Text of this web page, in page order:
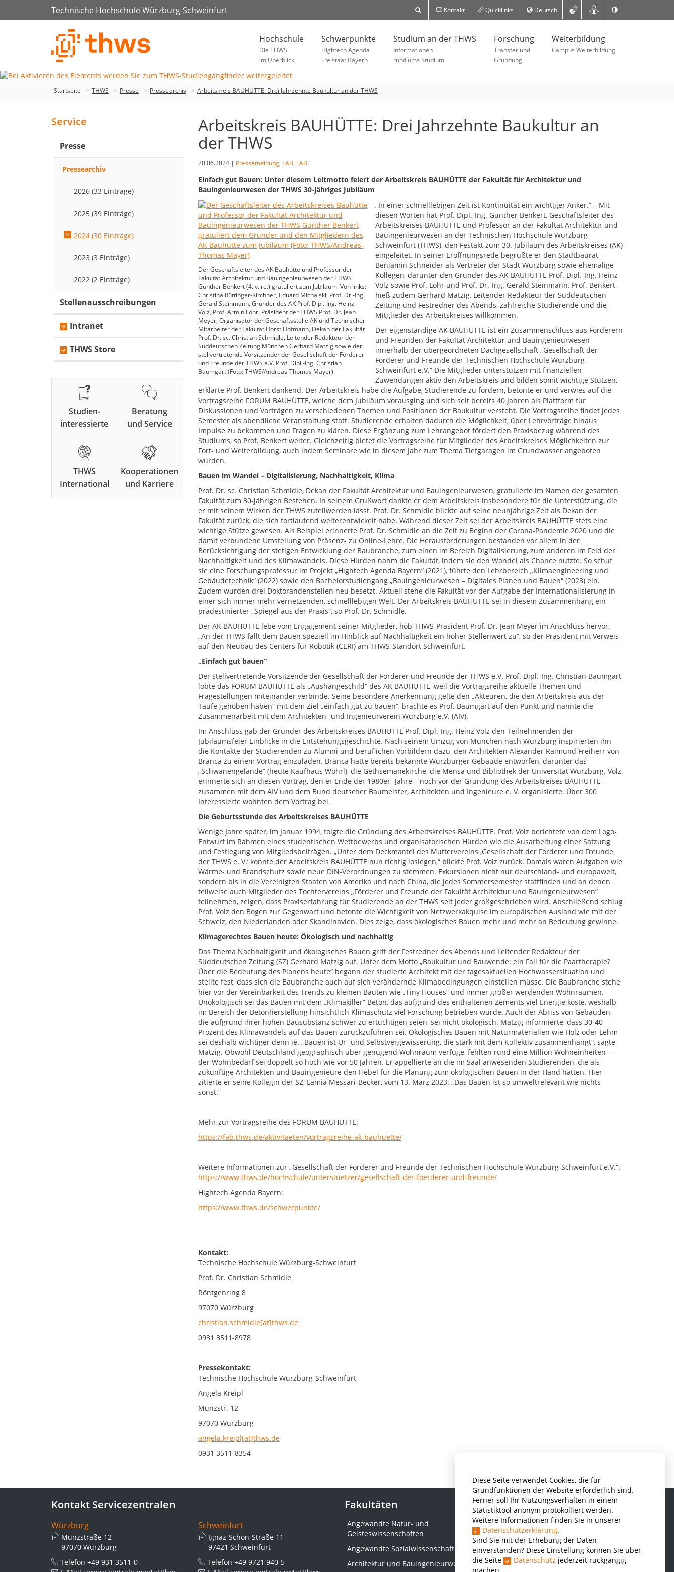
Diese Seite verwendet Cookies, die für
Grundfunktionen der Website erforderlich sind.
Ferner soll Ihr Nutzungsverhalten in einem
Statistiktool anonym protokolliert werden.
Weitere Informationen finden Sie in unserer
Datenschutzerklärung.
Sind Sie mit der Erhebung der Daten
einverstanden? Diese Einstellung können Sie über
die Seite
Datenschutz jederzeit rückgängig
Technische Hochschule Würzburg-Schweinfurt Kontakt Quicklinks Deutsch
Hochschule
Die THWS
im Überblick
Schwerpunkte
Hightech Agenda
Freistaat Bayern
Studium an der THWS
Informationen
rund ums Studium
Forschung
Transfer und
Gründung
Weiterbildung
Campus Weiterbildung
Startseite THWS Presse Pressearchiv Arbeitskreis BAUHÜTTE: Drei Jahrzehnte Baukultur an der THWS
Arbeitskreis BAUHÜTTE: Drei Jahrzehnte Baukultur an
der THWS
20.06.2024 | Pressemeldung, FAB, FAB
Einfach gut Bauen: Unter diesem Leitmotto feiert der Arbeitskreis BAUHÜTTE der Fakultät für Architektur und
Bauingenieurwesen der THWS 30-jähriges Jubiläum
Der Geschäftsleiter des AK Bauhütte und Professor der
Fakultät Architektur und Bauingenieurwesen der THWS
Gunther Benkert (4. v. re.) gratuliert zum Jubiläum. Von links:
Christina Rüttinger-Kirchner, Eduard Michalski, Prof. Dr.-Ing.
Gerald Steinmann, Gründer des AK Prof. Dipl.-Ing. Heinz
Volz, Prof. Armin Löhr, Präsident der THWS Prof. Dr. Jean
Meyer, Organisator der Geschäftsstelle AK und Technischer
Mitarbeiter der Fakultät Horst Hofmann, Dekan der Fakultät
Prof. Dr. sc. Christian Schmidle, Leitender Redakteur der
Süddeutschen Zeitung München Gerhard Matzig sowie der
stellvertretende Vorsitzender der Gesellschaft der Förderer
und Freunde der THWS e.V. Prof. Dipl.-Ing. Christian
Baumgart (Foto: THWS/Andreas-Thomas Mayer)
„In einer schnelllebigen Zeit ist Kontinuität ein wichtiger Anker.“ – Mit
diesen Worten hat Prof. Dipl.-Ing. Gunther Benkert, Geschäftsleiter des
Arbeitskreises BAUHÜTTE und Professor an der Fakultät Architektur und
Bauingenieurwesen an der Technischen Hochschule Würzburg-
Schweinfurt (THWS), den Festakt zum 30. Jubiläum des Arbeitskreises (AK)
eingeleitet. In seiner Eröffnungsrede begrüßte er den Stadtbaurat
Benjamin Schneider als Vertreter der Stadt Würzburg sowie ehemalige
Kollegen, darunter den Gründer des AK BAUHÜTTE Prof. Dipl.-Ing. Heinz
Volz sowie Prof. Löhr und Prof. Dr.-Ing. Gerald Steinmann. Prof. Benkert
hieß zudem Gerhard Matzig, Leitender Redakteur der Süddeutschen
Zeitung und Festredner des Abends, zahlreiche Studierende und die
Mitglieder des Arbeitskreises willkommen.
Der eigenständige AK BAUHÜTTE ist ein Zusammenschluss aus Förderern
und Freunden der Fakultät Architektur und Bauingenieurwesen
innerhalb der übergeordneten Dachgesellschaft „Gesellschaft der
Förderer und Freunde der Technischen Hochschule Würzburg-
Schweinfurt e.V.“ Die Mitglieder unterstützen mit finanziellen
Zuwendungen aktiv den Arbeitskreis und bilden somit wichtige Stützen,
erklärte Prof. Benkert dankend. Der Arbeitskreis habe die Aufgabe, Studierende zu fördern, betonte er und verwies auf die
Vortragsreihe FORUM BAUHÜTTE, welche dem Jubiläum vorausging und sich seit bereits 40 Jahren als Plattform für
Diskussionen und Vorträgen zu verschiedenen Themen und Positionen der Baukultur versteht. Die Vortragsreihe findet jedes
Semester als abendliche Veranstaltung statt. Studierende erhalten dadurch die Möglichkeit, über Lehrvorträge hinaus
Impulse zu bekommen und Fragen zu klären. Diese Ergänzung zum Lehrangebot fördert den Praxisbezug während des
Studiums, so Prof. Benkert weiter. Gleichzeitig bietet die Vortragsreihe für Mitglieder des Arbeitskreises Möglichkeiten zur
Fort- und Weiterbildung, auch indem Seminare wie in diesem Jahr zum Thema Tiefgaragen im Grundwasser angeboten
wurden.
Bauen im Wandel – Digitalisierung, Nachhaltigkeit, Klima
Prof. Dr. sc. Christian Schmidle, Dekan der Fakultät Architektur und Bauingenieurwesen, gratulierte im Namen der gesamten
Fakultät zum 30-jährigen Bestehen. In seinem Grußwort dankte er dem Arbeitskreis insbesondere für die Unterstützung, die
er mit seinem Wirken der THWS zuteilwerden lässt. Prof. Dr. Schmidle blickte auf seine neunjährige Zeit als Dekan der
Fakultät zurück, die sich fortlaufend weiterentwickelt habe. Während dieser Zeit sei der Arbeitskreis BAUHÜTTE stets eine
wichtige Stütze gewesen. Als Beispiel erinnerte Prof. Dr. Schmidle an die Zeit zu Beginn der Corona-Pandemie 2020 und die
damit verbundene Umstellung von Präsenz- zu Online-Lehre. Die Herausforderungen bestanden vor allem in der
Berücksichtigung der stetigen Entwicklung der Baubranche, zum einen im Bereich Digitalisierung, zum anderen im Feld der
Nachhaltigkeit und des Klimawandels. Diese Hürden nahm die Fakultät, indem sie den Wandel als Chance nutzte. So schuf
sie eine Forschungsprofessur im Projekt „Hightech Agenda Bayern“ (2021), führte den Lehrbereich „Klimaengineering und
Gebäudetechnik“ (2022) sowie den Bachelorstudiengang „Bauingenieurwesen – Digitales Planen und Bauen“ (2023) ein.
Zudem wurden drei Doktorandenstellen neu besetzt. Aktuell stehe die Fakultät vor der Aufgabe der Internationalisierung in
einer sich immer mehr vernetzenden, schnelllebigen Welt. Der Arbeitskreis BAUHÜTTE sei in diesem Zusammenhang ein
prädestinierter „Spiegel aus der Praxis“, so Prof. Dr. Schmidle.
Der AK BAUHÜTTE lebe vom Engagement seiner Mitglieder, hob THWS-Präsident Prof. Dr. Jean Meyer im Anschluss hervor.
„An der THWS fällt dem Bauen speziell im Hinblick auf Nachhaltigkeit ein hoher Stellenwert zu“, so der Präsident mit Verweis
auf den Neubau des Centers für Robotik (CERI) am THWS-Standort Schweinfurt.
„Einfach gut bauen“
Der stellvertretende Vorsitzende der Gesellschaft der Förderer und Freunde der THWS e.V. Prof. Dipl.-Ing. Christian Baumgart
lobte das FORUM BAUHÜTTE als „Aushängeschild“ des AK BAUHÜTTE, weil die Vortragsreihe aktuelle Themen und
Fragestellungen miteinander verbinde. Seine besondere Anerkennung gelte den „Akteuren, die den Arbeitskreis aus der
Taufe gehoben haben“ mit dem Ziel „einfach gut zu bauen“, brachte es Prof. Baumgart auf den Punkt und nannte die
Zusammenarbeit mit dem Architekten- und Ingenieurverein Würzburg e.V. (AIV).
Im Anschluss gab der Gründer des Arbeitskreises BAUHÜTTE Prof. Dipl.-Ing. Heinz Volz den Teilnehmenden der
Jubiläumsfeier Einblicke in die Entstehungsgeschichte. Nach seinem Umzug von München nach Würzburg inspirierten ihn
die Kontakte der Studierenden zu Alumni und beruflichen Vorbildern dazu, den Architekten Alexander Raimund Freiherr von
Branca zu einem Vortrag einzuladen. Branca hatte bereits bekannte Würzburger Gebäude entworfen, darunter das
„Schwanengelände“ (heute Kaufhaus Wöhrl), die Gethsemanekirche, die Mensa und Bibliothek der Universität Würzburg. Volz
erinnerte sich an diesen Vortrag, den er Ende der 1980er- Jahre – noch vor der Gründung des Arbeitskreises BAUHÜTTE –
zusammen mit dem AIV und dem Bund deutscher Baumeister, Architekten und Ingenieure e. V. organisierte. Über 300
Interessierte wohnten dem Vortrag bei.
Die Geburtsstunde des Arbeitskreises BAUHÜTTE
Wenige Jahre später, im Januar 1994, folgte die Gründung des Arbeitskreises BAUHÜTTE. Prof. Volz berichtete von dem Logo-
Entwurf im Rahmen eines studentischen Wettbewerbs und organisatorischen Hürden wie die Ausarbeitung einer Satzung
und Festlegung von Mitgliedsbeiträgen. „Unter dem Deckmantel des Muttervereins ,Gesellschaft der Förderer und Freunde
der THWS e. V.ʼ konnte der Arbeitskreis BAUHÜTTE nun richtig loslegen,“ blickte Prof. Volz zurück. Damals waren Aufgaben wie
Wärme- und Brandschutz sowie neue DIN-Verordnungen zu stemmen. Exkursionen nicht nur deutschland- und europaweit,
sondern bis in die Vereinigten Staaten von Amerika und nach China, die jedes Sommersemester stattfinden und an denen
teilweise auch Mitglieder des Tochtervereins „Förderer und Freunde der Fakultät Architektur und Bauingenieurwesen“
teilnehmen, zeigen, dass Praxiserfahrung für Studierende an der THWS seit jeder großgeschrieben wird. Abschließend schlug
Prof. Volz den Bogen zur Gegenwart und betonte die Wichtigkeit von Netzwerkakquise im europäischen Ausland wie mit der
Schweiz, den Niederlanden oder Skandinavien. Dies zeige, dass ökologisches Bauen mehr und mehr an Bedeutung gewinne.
Klimagerechtes Bauen heute: Ökologisch und nachhaltig
Das Thema Nachhaltigkeit und ökologisches Bauen griff der Festredner des Abends und Leitender Redakteur der
Süddeutschen Zeitung (SZ) Gerhard Matzig auf. Unter dem Motto „Baukultur und Bauwende: ein Fall für die Paartherapie?
Über die Bedeutung des Planens heute“ begann der studierte Architekt mit der tagesaktuellen Hochwassersituation und
stellte fest, dass sich die Baubranche auch auf sich verändernde Klimabedingungen einstellen müsse. Die Baubranche stehe
hier vor der Vereinbarkeit des Trends zu kleinen Bauten wie „Tiny Houses“ und immer größer werdenden Wohnräumen.
Unökologisch sei das Bauen mit dem „Klimakiller“ Beton, das aufgrund des enthaltenen Zements viel Energie koste, weshalb
im Bereich der Betonherstellung hinsichtlich Klimaschutz viel Forschung betrieben würde. Auch der Abriss von Gebäuden,
die aufgrund ihrer hohen Bausubstanz schwer zu ertüchtigen seien, sei nicht ökologisch. Matzig informierte, dass 30-40
Prozent des Klimawandels auf das Bauen zurückzuführen sei. Ökologisches Bauen mit Naturmaterialien wie Holz oder Lehm
sei deshalb wichtiger denn je. „Bauen ist Ur- und Selbstvergewisserung, die stark mit dem Kollektiv zusammenhängt“, sagte
Matzig. Obwohl Deutschland geographisch über genügend Wohnraum verfüge, fehlten rund eine Million Wohneinheiten –
der Wohnbedarf sei doppelt so hoch wie vor 50 Jahren. Er appellierte an die im Saal anwesenden Studierenden, die als
zukünftige Architekten und Bauingenieure den Hebel für die Planung zum ökologischen Bauen in der Hand hätten. Hier
zitierte er seine Kollegin der SZ, Lamia Messari-Becker, vom 13. März 2023: „Das Bauen ist so umweltrelevant wie nichts
sonst.“
Mehr zur Vortragsreihe des FORUM BAUHÜTTE:
https://fab.thws.de/aktivitaeten/vortragsreihe-ak-bauhuette/
Weitere Informationen zur „Gesellschaft der Förderer und Freunde der Technischen Hochschule Würzburg-Schweinfurt e.V.“:
https://www.thws.de/hochschule/unterstuetzer/gesellschaft-der-foerderer-und-freunde/
Hightech Agenda Bayern:
https://www.thws.de/schwerpunkte/
Kontakt:
Technische Hochschule Würzburg-Schweinfurt
Prof. Dr. Christian Schmidle
Röntgenring 8
97070 Würzburg
christian.schmidle[at]thws.de
0931 3511-8978
Pressekontakt:
Technische Hochschule Würzburg-Schweinfurt
Angela Kreipl
Münzstr. 12
97070 Würzburg
angela.kreipl[at]thws.de
0931 3511-8354
Service
Presse
Pressearchiv
2026 (33 Einträge)
2025 (39 Einträge)
2024 (30 Einträge)
2023 (3 Einträge)
2022 (2 Einträge)
Stellenausschreibungen
Intranet
THWS Store
Studien-
interessierte
Beratung
und Service
THWS
International
Kooperationen
und Karriere
Kontakt Servicezentralen
Würzburg
Münzstraße 12
97070 Würzburg
Telefon +49 931 3511-0
Schweinfurt
Ignaz-Schön-Straße 11
97421 Schweinfurt
Telefon +49 9721 940-5
Fakultäten
Angewandte Natur- und
Geisteswissenschaften
Angewandte Sozialwissenschaften
Architektur und Bauingenieurwesen
Informatik und Wirtschaftsinformatik
Kunststofftechnik und Vermessung
Maschinenbau
THWS Business School